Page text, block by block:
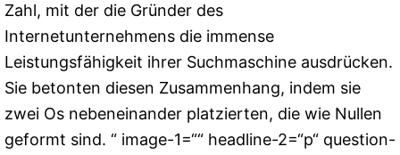
Zahl, mit der die Gründer des
Internetunternehmens die immense
Leistungsfähigkeit ihrer Suchmaschine ausdrücken.
Sie betonten diesen Zusammenhang, indem sie
zwei Os nebeneinander platzierten, die wie Nullen
geformt sind. “ image-1=““ headline-2=“p“ question-